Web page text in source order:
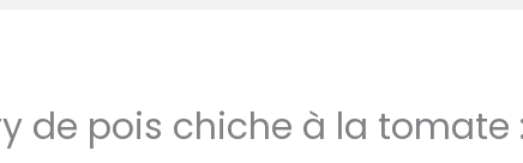
de pois chiche à la